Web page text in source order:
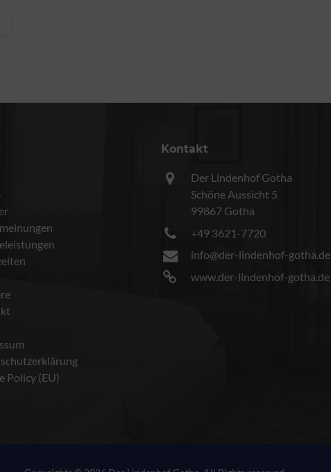
Policy (EU)
Kontakt
Der Lindenhof Gotha
Schöne Aussicht 5
99867 Gotha
+49 3621-7720
info@der-lindenhof-gotha.de
www.der-lindenhof-gotha.de